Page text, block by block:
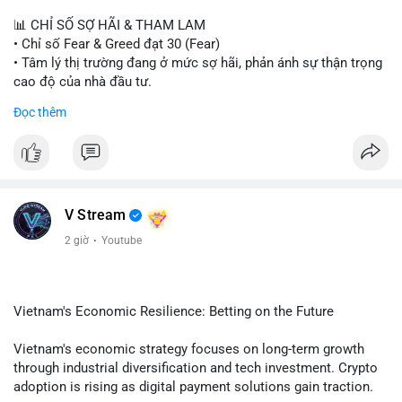
📊 CHỈ SỐ SỢ HÃI & THAM LAM
• Chỉ số Fear & Greed đạt 30 (Fear)
• Tâm lý thị trường đang ở mức sợ hãi, phản ánh sự thận trọng
cao độ của nhà đầu tư.
📈 XU HƯỚNG TÌM KIẾM & THẢO LUẬN
CASHCAT, CRO.
• Google Trends Việt Nam: Giá vàng thế giới, Giải bóng đá
Ngoại hạng Anh, Tin 24h, Trường đại học.
hơn nhiều so với kỳ vọng.
tháng 9; Thượng nghị sĩ Warren yêu cầu luật pháp không do
ngành crypto tự viết.
• Binance Square: Cộng đồng tập trung thảo luận về các lệnh
Đọc thêm
V Stream
2 giờ · Youtube
Vietnam's Economic Resilience: Betting on the Future
Vietnam's economic strategy focuses on long-term growth
through industrial diversification and tech investment. Crypto
adoption is rising as digital payment solutions gain traction.